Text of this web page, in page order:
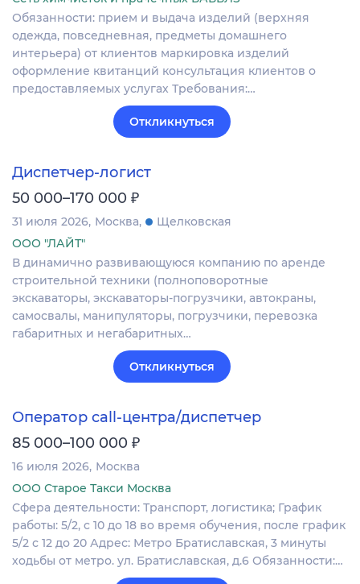
Обязанности: прием и выдача изделий (верхняя
одежда, повседневная, предметы домашнего
интерьера) от клиентов маркировка изделий
оформление квитанций консультация клиентов о
предоставляемых услугах Требования:…
Откликнуться
Диспетчер-логист
50 000–170 000 ₽
31 июля 2026 Москва
Щелковская
ООО "ЛАЙТ"
В динамично развивающуюся компанию по аренде
строительной техники (полноповоротные
экскаваторы, экскаваторы-погрузчики, автокраны,
самосвалы, манипуляторы, погрузчики, перевозка
габаритных и негабаритных…
Откликнуться
Оператор call-центра/диспетчер
85 000–100 000 ₽
16 июля 2026 Москва
ООО Старое Такси Москва
Сфера деятельности: Транспорт, логистика; График
работы: 5/2, с 10 до 18 во время обучения, после график
5/2 с 12 до 20 Адрес: Метро Братиславская, 3 минуты
ходьбы от метро. ул. Братиславская, д.6 Обязанности:…